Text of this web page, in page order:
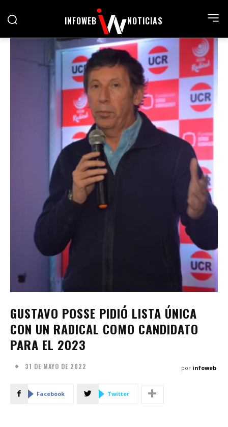
INFOWEB NOTICIAS
GUSTAVO POSSE PIDIÓ LISTA ÚNICA
CON UN RADICAL COMO CANDIDATO
PARA EL 2023
31 DE MAYO DE 2022 por infoweb
Facebook Twitter